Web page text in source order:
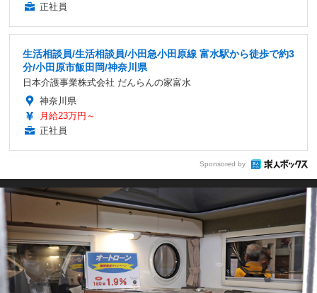
正社員
生活相談員/生活相談員/小田急小田原線 富水駅から徒歩で約3
分/小田原市飯田岡/神奈川県
日本介護事業株式会社 だんらんの家富水
神奈川県
月給23万円～
正社員
Sponsored by